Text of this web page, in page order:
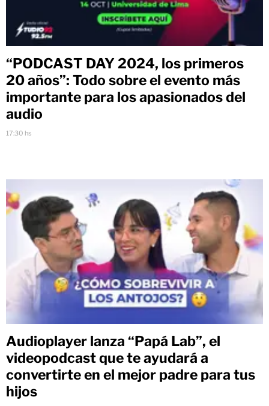
“PODCAST DAY 2024, los primeros
20 años”: Todo sobre el evento más
importante para los apasionados del
audio
17:30 hs
Audioplayer lanza “Papá Lab”, el
videopodcast que te ayudará a
convertirte en el mejor padre para tus
hijos